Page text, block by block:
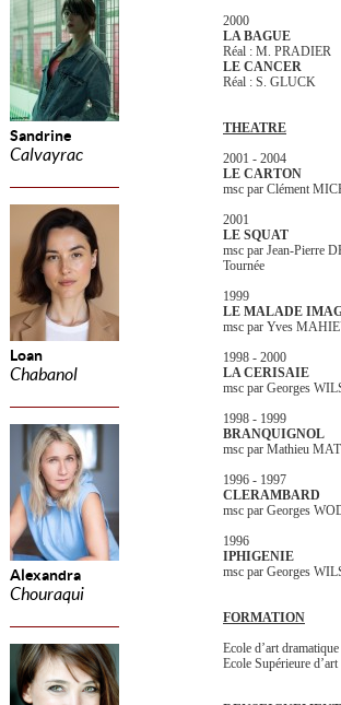
Sandrine
Calvayrac
Loan
Chabanol
Alexandra
Chouraqui
2000
LA BAGUE
Réal : M. PRADIER
LE CANCER
Réal : S. GLUCK
THEATRE
2001 - 2004
LE CARTON
msc par Clément
2001
LE SQUAT
msc par Jean-Pierre
Tournée
1999
LE MALADE
msc par Yves
1998 - 2000
LA CERISAIE
msc par Georges
1998 - 1999
BRANQUIGNOL
msc par Mathieu
1996 - 1997
CLERAMBARD
msc par Georges
1996
IPHIGENIE
msc par Georges
FORMATION
Ecole d’art
Ecole Supérieure